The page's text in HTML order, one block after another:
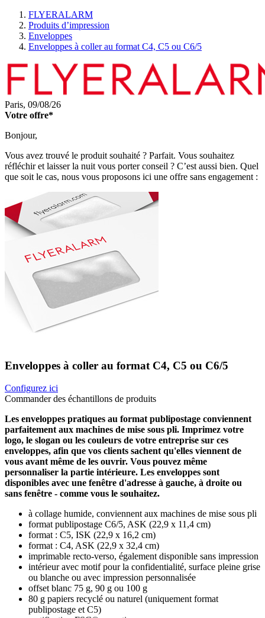
FLYERALARM
Produits d’impression
Enveloppes
Enveloppes à coller au format C4, C5 ou C6/5
Paris, 09/08/26
Votre offre*
Bonjour,
Vous avez trouvé le produit souhaité ? Parfait. Vous souhaitez
réfléchir et laisser la nuit vous porter conseil ? C’est aussi bien. Quel
que soit le cas, nous vous proposons ici une offre sans engagement :
Enveloppes à coller au format C4, C5 ou C6/5
Configurez ici
Commander des échantillons de produits
Les enveloppes pratiques au format publipostage conviennent
parfaitement aux machines de mise sous pli. Imprimez votre
logo, le slogan ou les couleurs de votre entreprise sur ces
enveloppes, afin que vos clients sachent qu'elles viennent de
vous avant même de les ouvrir. Vous pouvez même
personnaliser la partie intérieure. Les enveloppes sont
disponibles avec une fenêtre d'adresse à gauche, à droite ou
sans fenêtre - comme vous le souhaitez.
à collage humide, conviennent aux machines de mise sous pli
format publipostage C6/5, ASK (22,9 x 11,4 cm)
format : C5, ISK (22,9 x 16,2 cm)
format : C4, ASK (22,9 x 32,4 cm)
imprimable recto-verso, également disponible sans impression
intérieur avec motif pour la confidentialité, surface pleine grise
ou blanche ou avec impression personnalisée
offset blanc 75 g, 90 g ou 100 g
80 g papiers recyclé ou naturel (uniquement format
publipostage et C5)